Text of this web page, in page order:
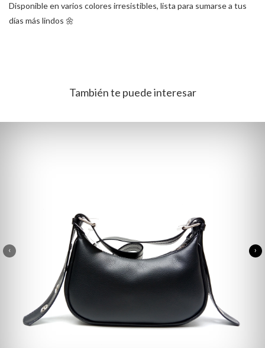
Disponible en varios colores irresistibles, lista para sumarse a tus
días más lindos 🌼
También te puede interesar
‹ ›